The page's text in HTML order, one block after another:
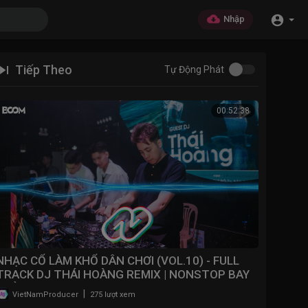
Nhập
Tiếp Theo Tự Động Phát
00:52:38
CỔ LÀM KHỔ DÂN CHƠI (VOL.10) - FULL
DJ THÁI HOÀNG REMIX | NONSTOP BAY
2025
VietNamProducer 275 lượt xem